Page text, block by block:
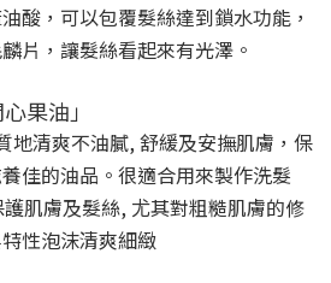
酸，可以包覆髮絲達到鎖水功能，
片，讓髮絲看起來有光澤。
果油」
地清爽不油膩, 舒緩及安撫肌膚，保
佳的油品。很適合用來製作洗髮
肌膚及髮絲, 尤其對粗糙肌膚的修
性泡沫清爽細緻